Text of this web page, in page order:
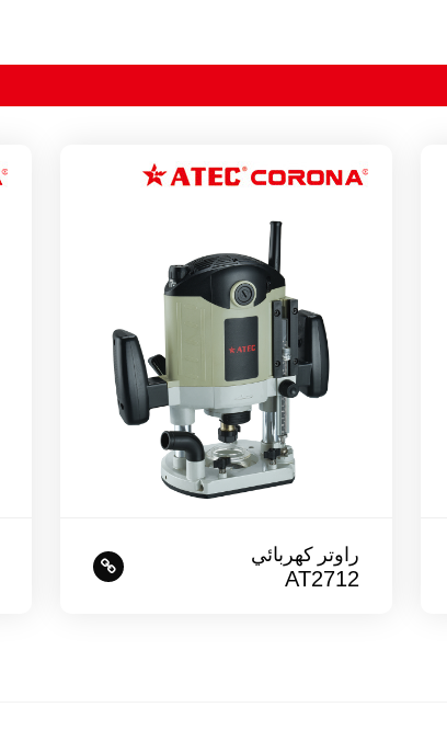
راوتر كهربائي
AT2712